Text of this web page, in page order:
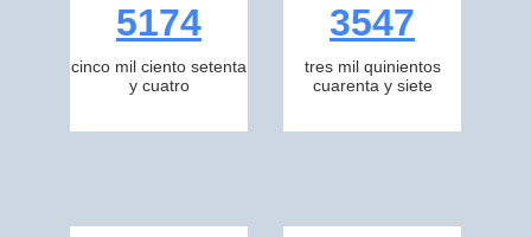
5174
cinco mil ciento setenta
y cuatro
3547
tres mil quinientos
cuarenta y siete